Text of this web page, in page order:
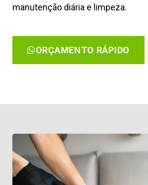
manutenção diária e limpeza.
ORÇAMENTO RÁPIDO